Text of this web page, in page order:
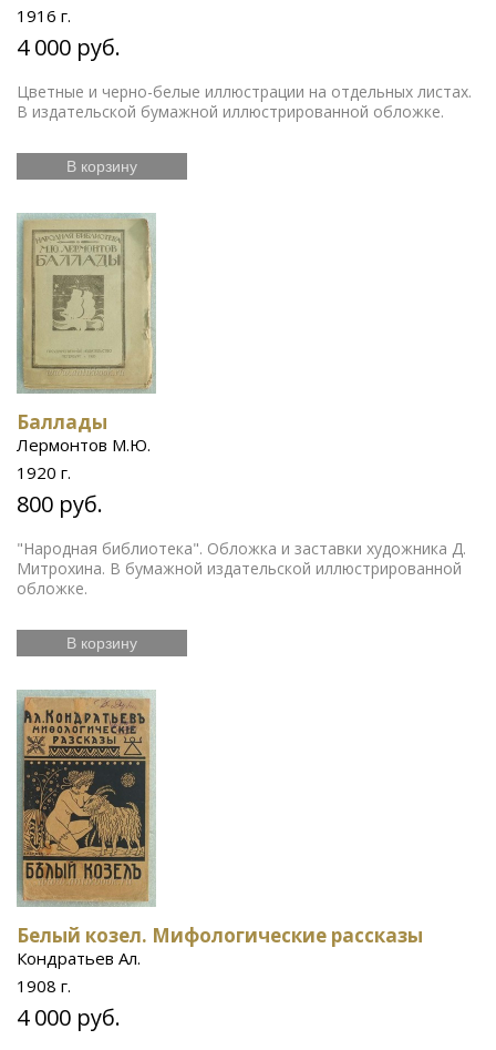
1916 г.
4 000 руб.
Цветные и черно-белые иллюстрации на отдельных листах.
В издательской бумажной иллюстрированной обложке.
В корзину
Баллады
Лермонтов М.Ю.
1920 г.
800 руб.
"Народная библиотека". Обложка и заставки художника Д.
Митрохина. В бумажной издательской иллюстрированной
обложке.
В корзину
Белый козел. Мифологические рассказы
Кондратьев Ал.
1908 г.
4 000 руб.